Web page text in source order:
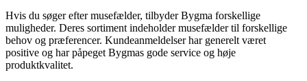
Hvis du søger efter musefælder, tilbyder Bygma forskellige
muligheder. Deres sortiment indeholder musefælder til forskellige
behov og præferencer. Kundeanmeldelser har generelt været
positive og har påpeget Bygmas gode service og høje
produktkvalitet.